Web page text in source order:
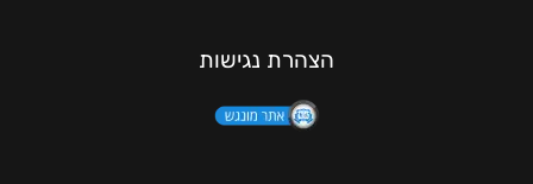
הצהרת נגישות